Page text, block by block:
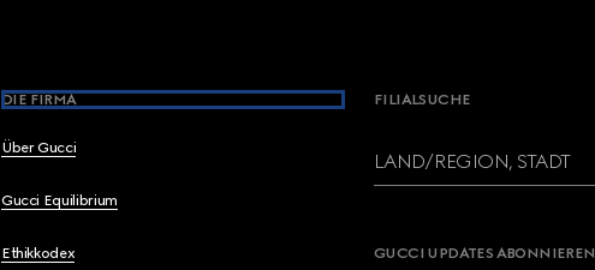
DIE FIRMA
Über Gucci
Gucci Equilibrium
Ethikkodex
FILIALSUCHE
LAND/REGION, STADT
GUCCI UPDATES ABONNIEREN